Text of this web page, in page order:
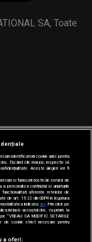
SA, Toate
identificatorii cookie unici pentru
făcând clic mai jos, respectiv vă
Aceste alegeri vor fi
si furnizorii nostri de servicii de
personaliza continutul si anunturile
aferente retelelor de
de art. 15-22 din GDPR in legatura
indicataaici . Prin click pe
inclusiv acceptul dvs. cu privire la
“VREAU SA MODIFIC SETARILE
de cookie strict necesare pentru
a oferi: